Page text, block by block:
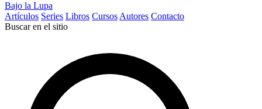
Bajo la Lupa
Artículos Series Libros Cursos Autores Contacto
Buscar en el sitio